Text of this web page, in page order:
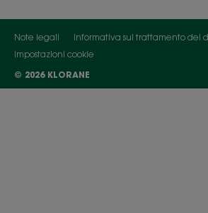
Note legali
Informativa sul trattamento dei
Impostazioni cookie
© 2026 KLORANE